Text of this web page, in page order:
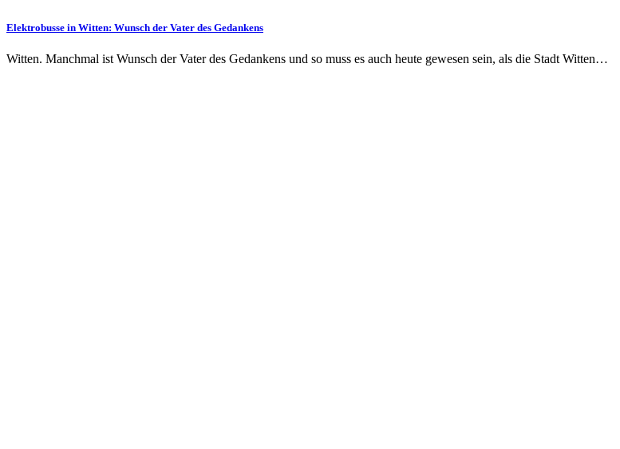
Elektrobusse in Witten: Wunsch der Vater des Gedankens
Witten. Manchmal ist Wunsch der Vater des Gedankens und so muss es auch heute gewesen sein, als die Stadt Witten…